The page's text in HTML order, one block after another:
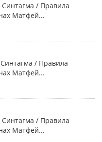
/ Правила
Матфей...
/ Правила
Матфей...
/ Правила
Матфей...